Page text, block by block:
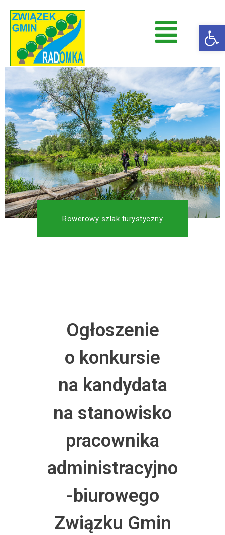
Radomka
Rowerowy szlak turystyczny
Ogłoszenie
o konkursie
na kandydata
na stanowisko
pracownika
administracyjno
-biurowego
Związku Gmin